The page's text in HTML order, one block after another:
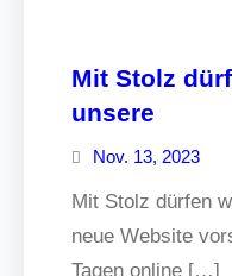
Mit Stolz
unsere
Nov. 13, 2023
Mit Stolz dürfen
neue Website
Tagen online […]